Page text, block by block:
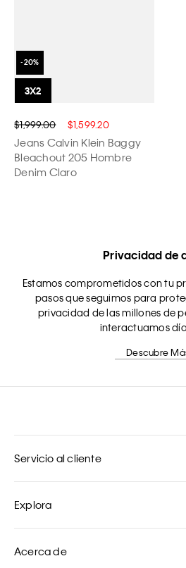
$1,999.00 $1,599.20
Jeans Calvin Klein Baggy
Bleachout 205 Hombre
Denim Claro
Privacidad de
Estamos comprometidos con tu
pasos que seguimos para
privacidad de las millones de
interactuamos
Descubre
Servicio al cliente
Explora
Acerca de